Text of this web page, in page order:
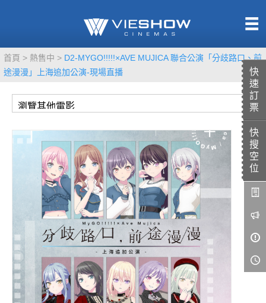
快
速
訂
票
快
搜
空
位
首頁 熱售中
D2-MYGO!!!!!×AVE MUJICA 聯合公演「分歧路口、前
途漫漫」上海追加公演-現場直播
熱售中
MUCROWN
IMAX
4DX
VR 演唱會
GOLD CLASS
AD口述影像
LIVE演唱會
影城餐飲
UNICORN